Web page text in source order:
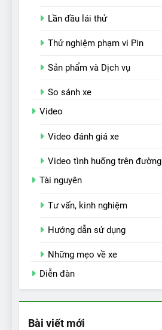
Lần đầu lái thử
Thử nghiệm phạm vi Pin
Sản phẩm và Dịch vụ
So sánh xe
Video
Video đánh giá xe
Video tình huống trên đường
Tài nguyên
Tư vấn, kinh nghiệm
Hướng dẫn sử dụng
Những mẹo về xe
Diễn đàn
Bài viết mới